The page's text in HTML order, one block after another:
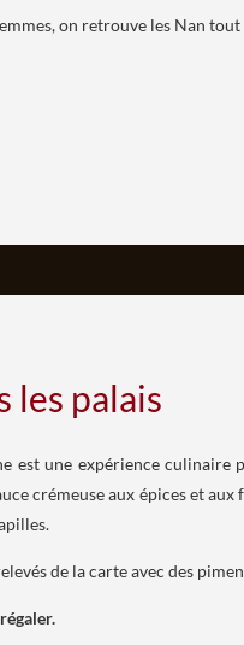
on retrouve les Nan tout
les palais
est une expérience
crémeuse aux épices et
de la carte avec des